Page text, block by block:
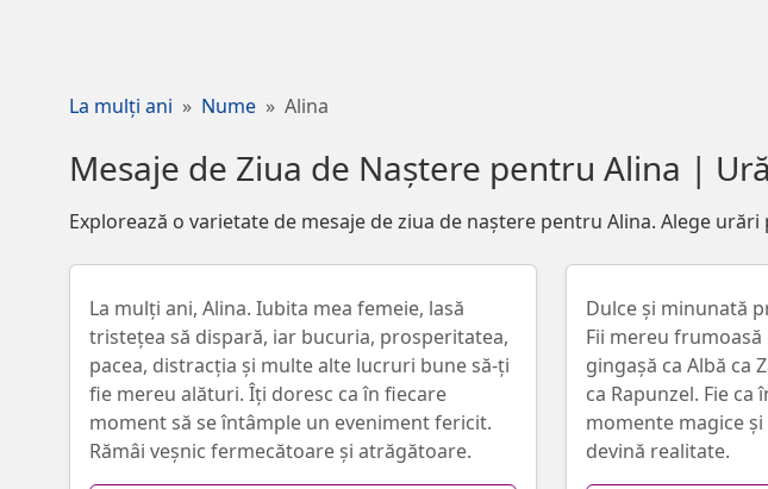
La mulți ani Nume Alina
Mesaje de Ziua de Naștere pentru Alina |
Explorează o varietate de mesaje de ziua de naștere pentru Alina. Alege
La mulți ani, Alina. Iubita mea femeie, lasă
tristețea să dispară, iar bucuria, prosperitatea,
pacea, distracția și multe alte lucruri bune să-ţi
fie mereu alături. Îţi doresc ca în fiecare
moment să se întâmple un eveniment fericit.
Rămâi veșnic fermecătoare și atrăgătoare.
Dulce și minunată
Fii mereu frumoasă
gingaşă ca Albă ca
ca Rapunzel. Fie
momente magice
devină realitate.